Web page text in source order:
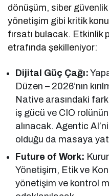
dönüşüm, siber
yönetişim gibi kritik
fırsatı bulacak. Etkinlik
etrafında şekilleniyor:
Dijital Güç Çağı:
Düzen – 2026’nın
Native arasındaki
iş gücü ve CIO
alınacak. Agentic
olduğu da masaya
Future of Work:
Yönetişim, Etik ve
yönetişim ve kontrol